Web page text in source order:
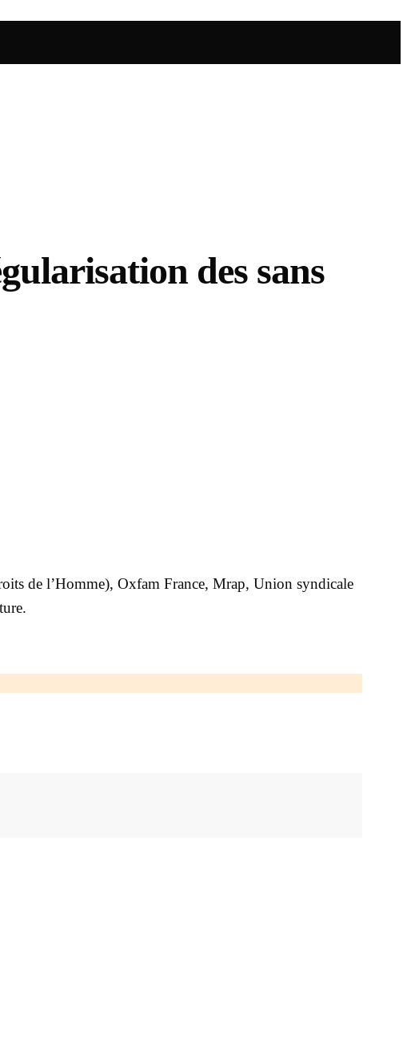
des sans
de l’Homme), Oxfam France, Mrap, Union syndicale